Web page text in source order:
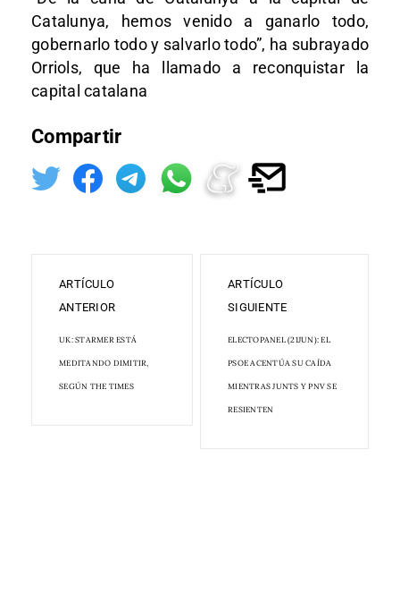
Catalunya, hemos venido a ganarlo todo,
gobernarlo todo y salvarlo todo”, ha subrayado
Orriols, que ha llamado a reconquistar la
capital catalana
Compartir
ARTÍCULO
ANTERIOR
UK: STARMER ESTÁ
MEDITANDO DIMITIR,
SEGÚN THE TIMES
ARTÍCULO
SIGUIENTE
ELECTOPANEL (21JUN): EL
PSOE ACENTÚA SU CAÍDA
MIENTRAS JUNTS Y PNV SE
RESIENTEN